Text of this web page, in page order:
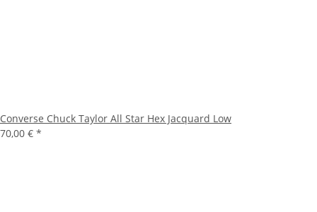
Converse Chuck Taylor All Star Hex Jacquard Low
70,00 € *